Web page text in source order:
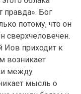
правда». Бог
потому, что он
сверхчеловечен.
Иов приходит к
возникает
между
мысль о